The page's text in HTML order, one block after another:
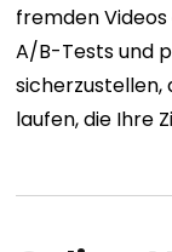
fremden
A/B-Tests und
sicherzustellen,
laufen, die Ihre